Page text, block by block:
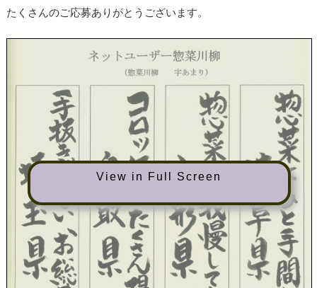
たくさんのご応募ありがとうございます。
View in Full Screen